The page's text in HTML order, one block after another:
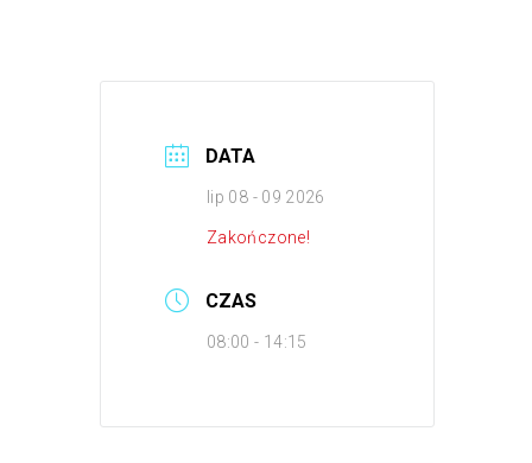
DATA
lip 08 - 09 2026
Zakończone!
CZAS
08:00 - 14:15